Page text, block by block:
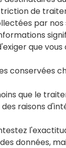
de
par nos
que
conservées
que le
raisons
données,